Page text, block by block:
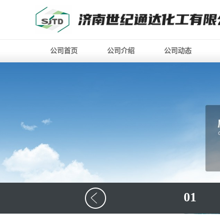
公司首页 公司介绍 公司动态
01